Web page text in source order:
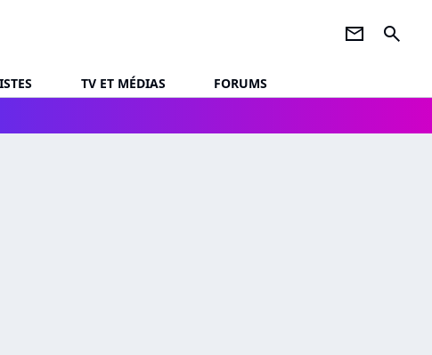
newsletter search
TV ET MÉDIAS
FORUMS